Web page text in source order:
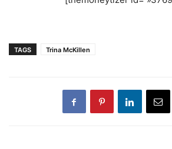
TAGS Trina McKillen